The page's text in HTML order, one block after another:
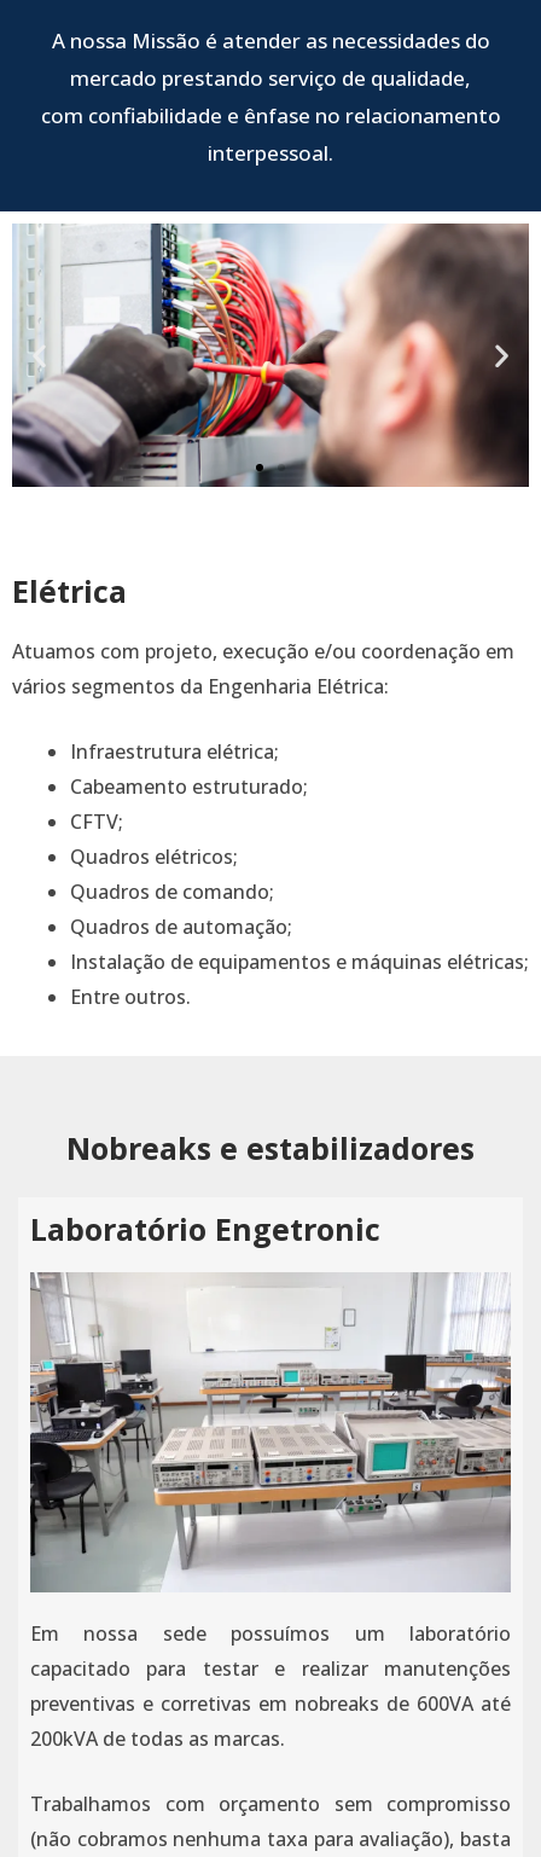
A nossa Missão é atender as necessidades do
mercado prestando serviço de qualidade,
com confiabilidade e ênfase no relacionamento
interpessoal.
Elétrica
Atuamos com projeto, execução e/ou coordenação em
vários segmentos da Engenharia Elétrica:
Infraestrutura elétrica;
Cabeamento estruturado;
CFTV;
Quadros elétricos;
Quadros de comando;
Quadros de automação;
Instalação de equipamentos e máquinas elétricas;
Entre outros.
Nobreaks e estabilizadores
Laboratório Engetronic
Em nossa sede possuímos um laboratório
capacitado para testar e realizar manutenções
preventivas e corretivas em nobreaks de 600VA até
200kVA de todas as marcas.
Trabalhamos com orçamento sem compromisso
(não cobramos nenhuma taxa para avaliação), basta